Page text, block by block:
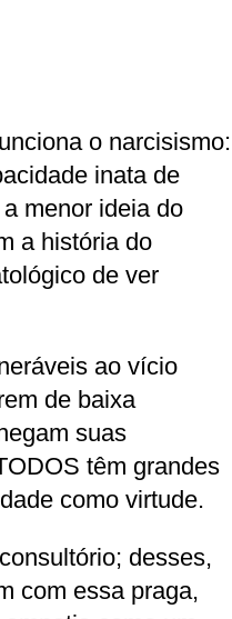
o narcisismo:
inata de
menor ideia do
a história do
de ver
ao vício
de baixa
suas
têm grandes
como virtude.
desses,
com essa praga,